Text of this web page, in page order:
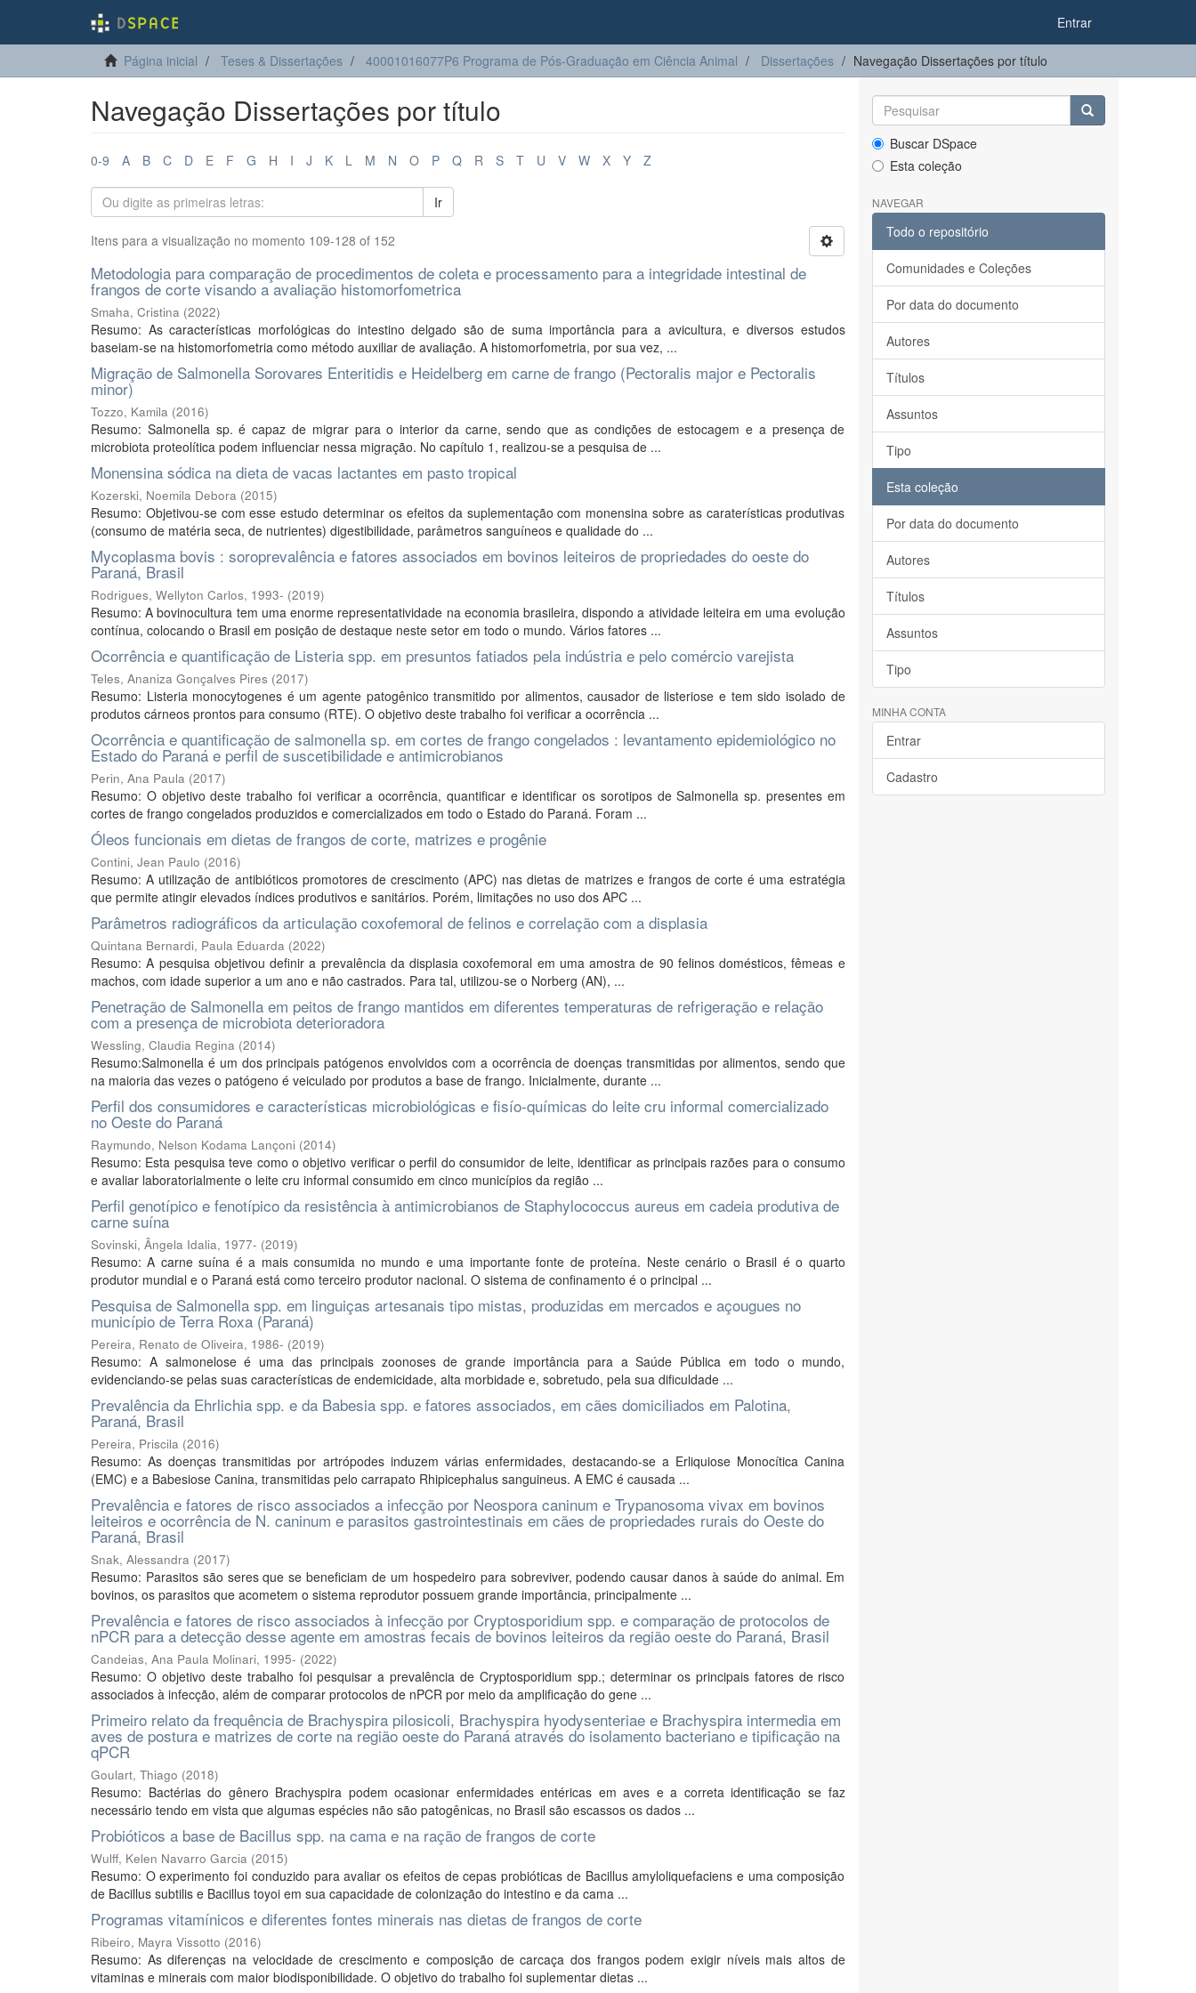
Entrar
Página inicial Teses & Dissertações 40001016077P6 Programa de Pós-Graduação em Ciência Animal Dissertações Navegação Dissertações por título
Navegação Dissertações por título
0-9 A B C D E F G H I J K L M N O P Q R S T U V W X Y Z
Ir
Itens para a visualização no momento 109-128 of 152
Metodologia para comparação de procedimentos de coleta e processamento para a integridade intestinal de
frangos de corte visando a avaliação histomorfometrica
Smaha, Cristina (2022)
Resumo: As características morfológicas do intestino delgado são de suma importância para a avicultura, e diversos estudos
baseiam-se na histomorfometria como método auxiliar de avaliação. A histomorfometria, por sua vez, ...
Migração de Salmonella Sorovares Enteritidis e Heidelberg em carne de frango (Pectoralis major e Pectoralis
minor)
Tozzo, Kamila (2016)
Resumo: Salmonella sp. é capaz de migrar para o interior da carne, sendo que as condições de estocagem e a presença de
microbiota proteolítica podem influenciar nessa migração. No capítulo 1, realizou-se a pesquisa de ...
Monensina sódica na dieta de vacas lactantes em pasto tropical
Kozerski, Noemila Debora (2015)
Resumo: Objetivou-se com esse estudo determinar os efeitos da suplementação com monensina sobre as caraterísticas produtivas
(consumo de matéria seca, de nutrientes) digestibilidade, parâmetros sanguíneos e qualidade do ...
Mycoplasma bovis : soroprevalência e fatores associados em bovinos leiteiros de propriedades do oeste do
Paraná, Brasil
Rodrigues, Wellyton Carlos, 1993- (2019)
Resumo: A bovinocultura tem uma enorme representatividade na economia brasileira, dispondo a atividade leiteira em uma evolução
contínua, colocando o Brasil em posição de destaque neste setor em todo o mundo. Vários fatores ...
Ocorrência e quantificação de Listeria spp. em presuntos fatiados pela indústria e pelo comércio varejista
Teles, Ananiza Gonçalves Pires (2017)
Resumo: Listeria monocytogenes é um agente patogênico transmitido por alimentos, causador de listeriose e tem sido isolado de
produtos cárneos prontos para consumo (RTE). O objetivo deste trabalho foi verificar a ocorrência ...
Ocorrência e quantificação de salmonella sp. em cortes de frango congelados : levantamento epidemiológico no
Estado do Paraná e perfil de suscetibilidade e antimicrobianos
Perin, Ana Paula (2017)
Resumo: O objetivo deste trabalho foi verificar a ocorrência, quantificar e identificar os sorotipos de Salmonella sp. presentes em
cortes de frango congelados produzidos e comercializados em todo o Estado do Paraná. Foram ...
Óleos funcionais em dietas de frangos de corte, matrizes e progênie
Contini, Jean Paulo (2016)
Resumo: A utilização de antibióticos promotores de crescimento (APC) nas dietas de matrizes e frangos de corte é uma estratégia
que permite atingir elevados índices produtivos e sanitários. Porém, limitações no uso dos APC ...
Parâmetros radiográficos da articulação coxofemoral de felinos e correlação com a displasia
Quintana Bernardi, Paula Eduarda (2022)
Resumo: A pesquisa objetivou definir a prevalência da displasia coxofemoral em uma amostra de 90 felinos domésticos, fêmeas e
machos, com idade superior a um ano e não castrados. Para tal, utilizou-se o Norberg (AN), ...
Penetração de Salmonella em peitos de frango mantidos em diferentes temperaturas de refrigeração e relação
com a presença de microbiota deterioradora
Wessling, Claudia Regina (2014)
Resumo:Salmonella é um dos principais patógenos envolvidos com a ocorrência de doenças transmitidas por alimentos, sendo que
na maioria das vezes o patógeno é veiculado por produtos a base de frango. Inicialmente, durante ...
Perfil dos consumidores e características microbiológicas e fisío-químicas do leite cru informal comercializado
no Oeste do Paraná
Raymundo, Nelson Kodama Lançoni (2014)
Resumo: Esta pesquisa teve como o objetivo verificar o perfil do consumidor de leite, identificar as principais razões para o consumo
e avaliar laboratorialmente o leite cru informal consumido em cinco municípios da região ...
Perfil genotípico e fenotípico da resistência à antimicrobianos de Staphylococcus aureus em cadeia produtiva de
carne suína
Sovinski, Ângela Idalia, 1977- (2019)
Resumo: A carne suína é a mais consumida no mundo e uma importante fonte de proteína. Neste cenário o Brasil é o quarto
produtor mundial e o Paraná está como terceiro produtor nacional. O sistema de confinamento é o principal ...
Pesquisa de Salmonella spp. em linguiças artesanais tipo mistas, produzidas em mercados e açougues no
município de Terra Roxa (Paraná)
Pereira, Renato de Oliveira, 1986- (2019)
Resumo: A salmonelose é uma das principais zoonoses de grande importância para a Saúde Pública em todo o mundo,
evidenciando-se pelas suas características de endemicidade, alta morbidade e, sobretudo, pela sua dificuldade ...
Prevalência da Ehrlichia spp. e da Babesia spp. e fatores associados, em cães domiciliados em Palotina,
Paraná, Brasil
Pereira, Priscila (2016)
Resumo: As doenças transmitidas por artrópodes induzem várias enfermidades, destacando-se a Erliquiose Monocítica Canina
(EMC) e a Babesiose Canina, transmitidas pelo carrapato Rhipicephalus sanguineus. A EMC é causada ...
Prevalência e fatores de risco associados a infecção por Neospora caninum e Trypanosoma vivax em bovinos
leiteiros e ocorrência de N. caninum e parasitos gastrointestinais em cães de propriedades rurais do Oeste do
Paraná, Brasil
Snak, Alessandra (2017)
Resumo: Parasitos são seres que se beneficiam de um hospedeiro para sobreviver, podendo causar danos à saúde do animal. Em
bovinos, os parasitos que acometem o sistema reprodutor possuem grande importância, principalmente ...
Prevalência e fatores de risco associados à infecção por Cryptosporidium spp. e comparação de protocolos de
nPCR para a detecção desse agente em amostras fecais de bovinos leiteiros da região oeste do Paraná, Brasil
Candeias, Ana Paula Molinari, 1995- (2022)
Resumo: O objetivo deste trabalho foi pesquisar a prevalência de Cryptosporidium spp.; determinar os principais fatores de risco
associados à infecção, além de comparar protocolos de nPCR por meio da amplificação do gene ...
Primeiro relato da frequência de Brachyspira pilosicoli, Brachyspira hyodysenteriae e Brachyspira intermedia em
aves de postura e matrizes de corte na região oeste do Paraná através do isolamento bacteriano e tipificação na
qPCR
Goulart, Thiago (2018)
Resumo: Bactérias do gênero Brachyspira podem ocasionar enfermidades entéricas em aves e a correta identificação se faz
necessário tendo em vista que algumas espécies não são patogênicas, no Brasil são escassos os dados ...
Probióticos a base de Bacillus spp. na cama e na ração de frangos de corte
Wulff, Kelen Navarro Garcia (2015)
Resumo: O experimento foi conduzido para avaliar os efeitos de cepas probióticas de Bacillus amyloliquefaciens e uma composição
de Bacillus subtilis e Bacillus toyoi em sua capacidade de colonização do intestino e da cama ...
Programas vitamínicos e diferentes fontes minerais nas dietas de frangos de corte
Ribeiro, Mayra Vissotto (2016)
Resumo: As diferenças na velocidade de crescimento e composição de carcaça dos frangos podem exigir níveis mais altos de
vitaminas e minerais com maior biodisponibilidade. O objetivo do trabalho foi suplementar dietas ...
Buscar DSpace
Esta coleção
NAVEGAR
Todo o repositório
Comunidades e Coleções
Por data do documento
Autores
Títulos
Assuntos
Tipo
Esta coleção
Por data do documento
Autores
Títulos
Assuntos
Tipo
MINHA CONTA
Entrar
Cadastro